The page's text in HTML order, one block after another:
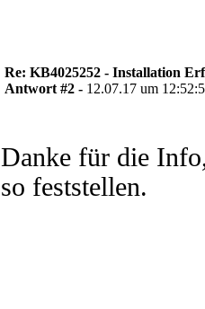
Re: KB4025252 - Installation
Antwort #2 - 12.07.17 um
Danke für die
so feststellen.